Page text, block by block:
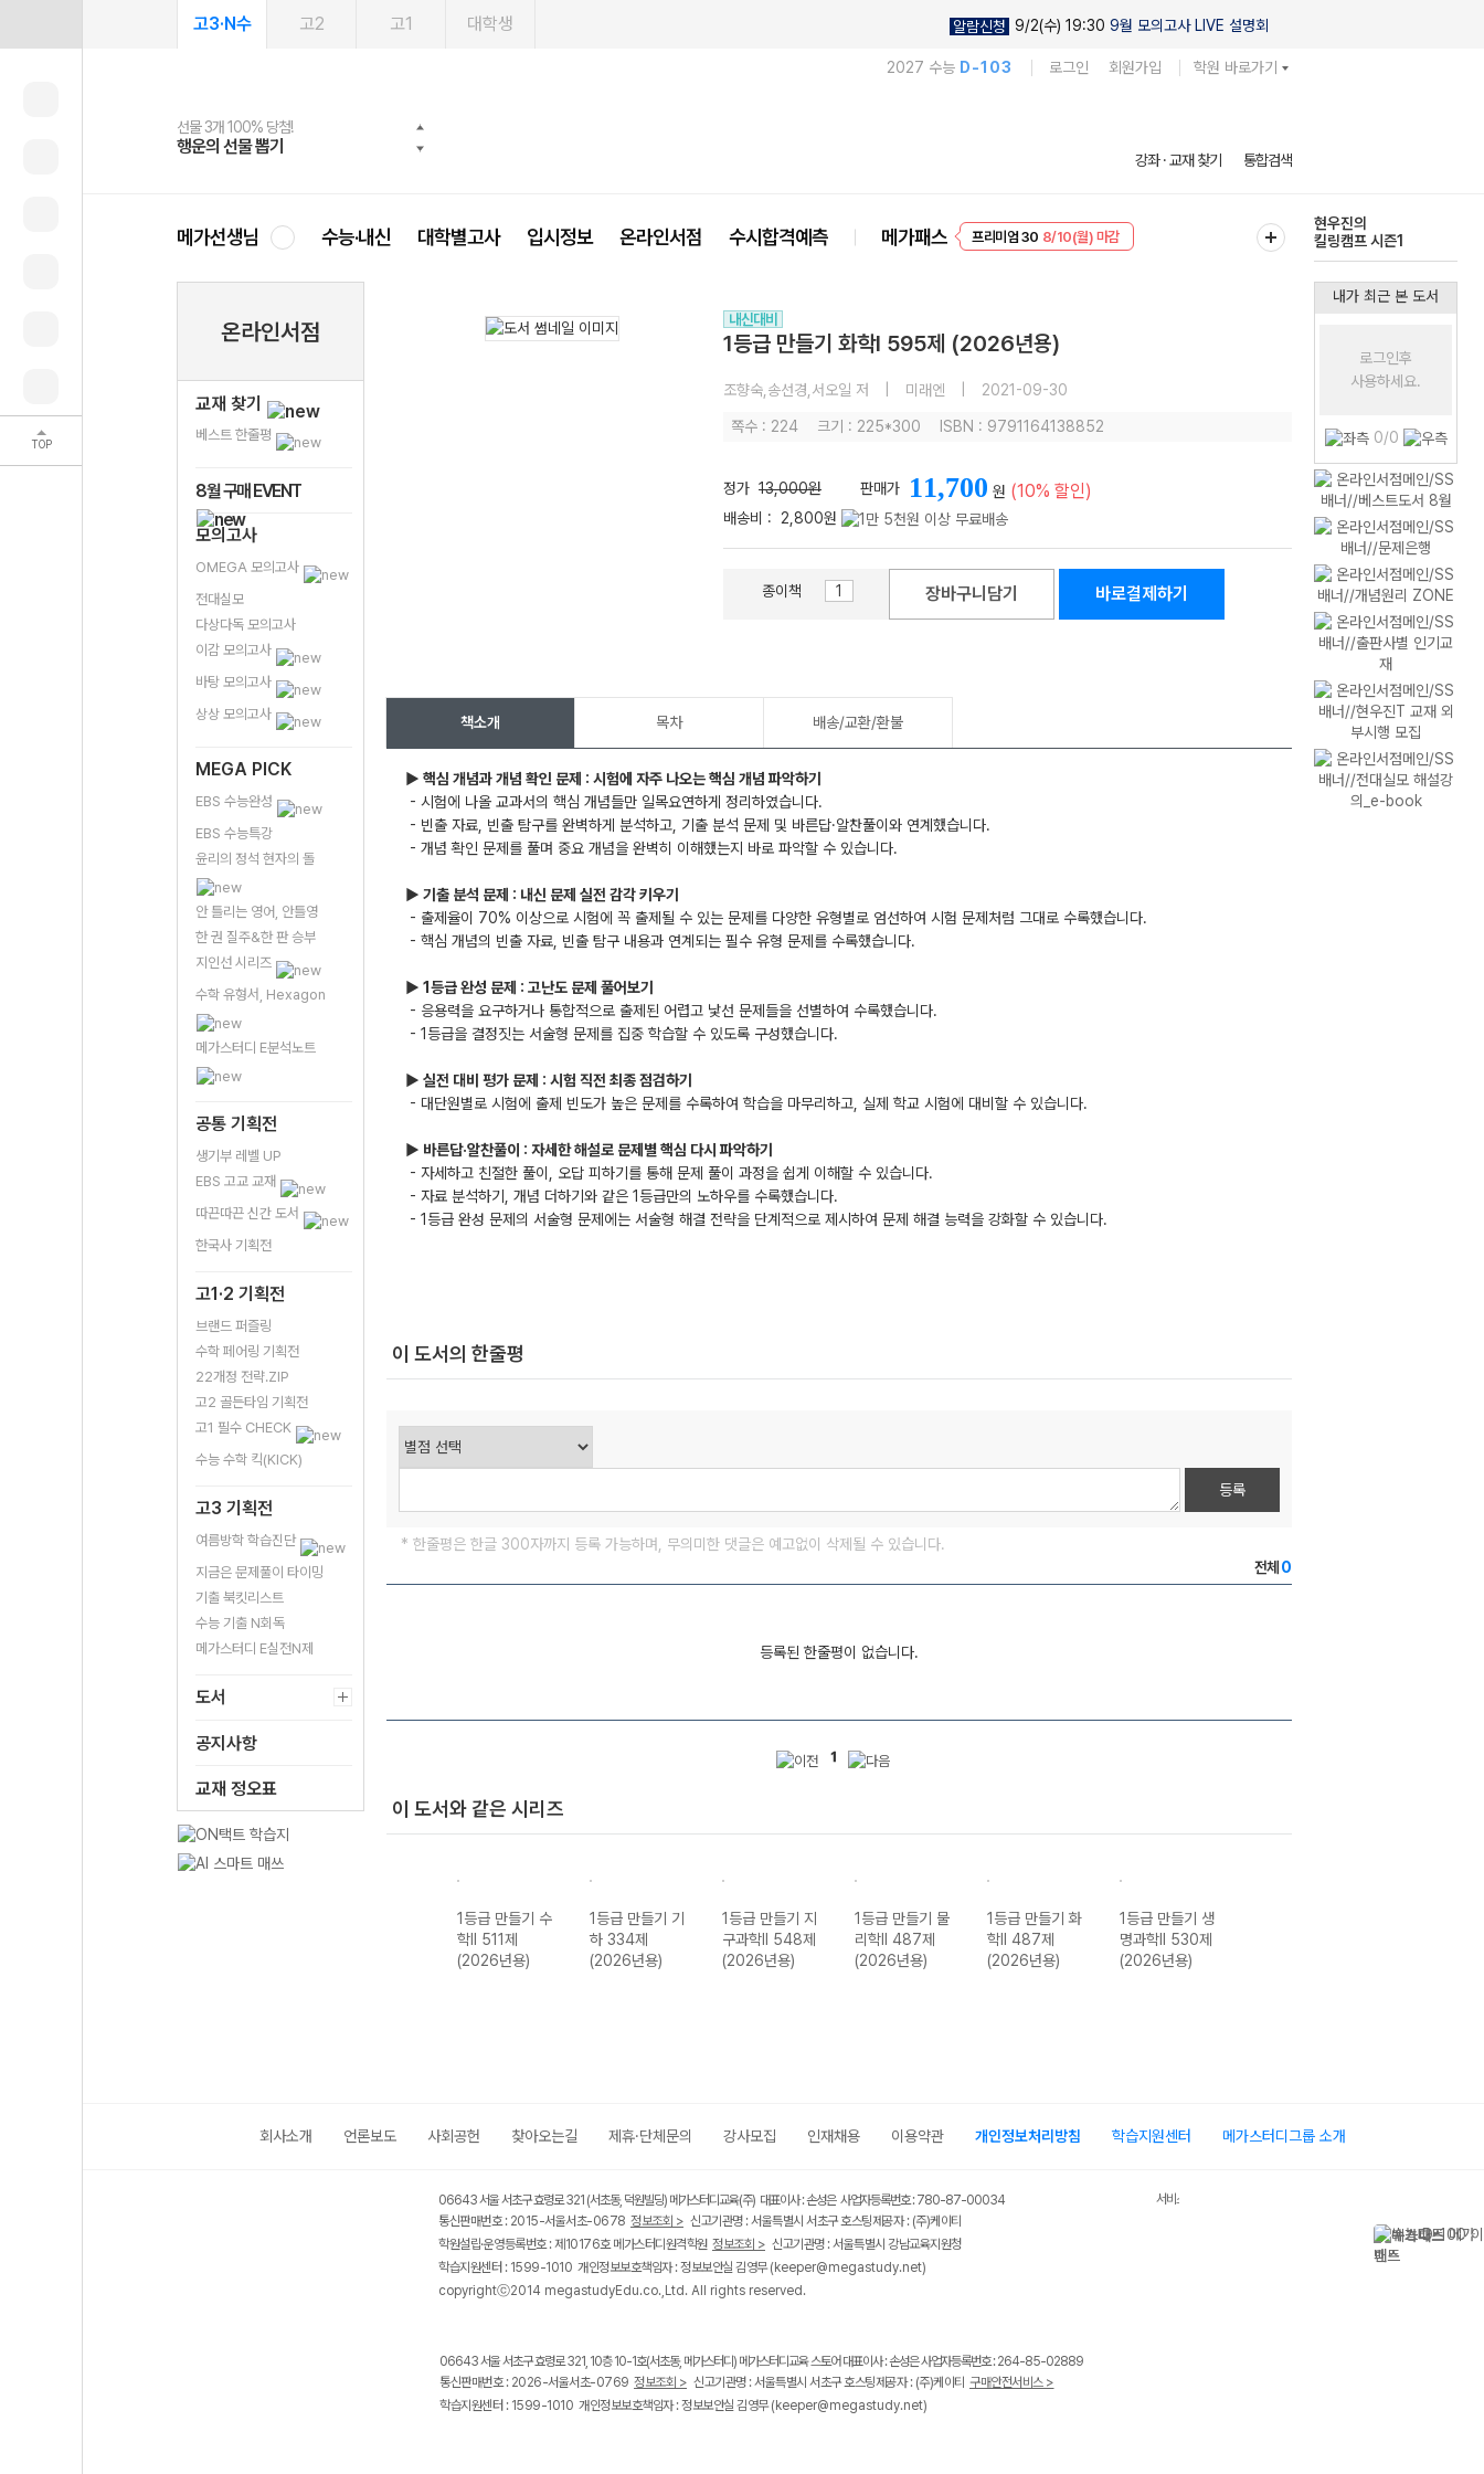
TOP
고3·N수 고2 고1 대학생 알람신청 9/2(수) 19:30 9월 모의고사 LIVE 설명회
2027 수능 D-103 로그인 회원가입 학원 바로가기
선물 3개 100% 당첨!
행운의 선물 뽑기
선물 100% 증정!
메가스터디 X 올리브
여름방학 스터디 캐시백
메가런 썸머스쿨
2027 러셀 단과
강사 공개선발
스마트러닝앱
설문 EVENT
메가패스
3일 무료 체험권
메가패스 수강생 무료혜택!
메가클럽 멤버십
사회공헌 캠페인
희망이룸 메가나눔
강좌 · 교재 찾기 통합검색
메가선생님 수능·내신 대학별고사 입시정보 온라인서점 수시합격예측 메가패스
프리미엄 30 8/10(월) 마감
다채로운 난도
실전 모의고사
온라인서점
교재 찾기
베스트 한줄평
8월 구매 EVENT
모의고사
OMEGA 모의고사
전대실모
다상다독 모의고사
이감 모의고사
바탕 모의고사
상상 모의고사
MEGA PICK
EBS 수능완성
EBS 수능특강
윤리의 정석 현자의 돌
안 틀리는 영어, 안틀영
한 권 질주&한 판 승부
지인선 시리즈
수학 유형서, Hexagon
메가스터디 E분석노트
공통 기획전
생기부 레벨 UP
EBS 고교 교재
따끈따끈 신간 도서
한국사 기획전
고1·2 기획전
브랜드 퍼즐링
수학 페어링 기획전
22개정 전략.ZIP
고2 골든타임 기획전
고1 필수 CHECK
수능 수학 킥(KICK)
고3 기획전
여름방학 학습진단
지금은 문제풀이 타이밍
기출 북킷리스트
수능 기출 N회독
메가스터디 E실전N제
도서
공지사항
교재 정오표
내신대비
1등급 만들기 화학I 595제 (2026년용)
조향숙,송선경,서오일 저 미래엔 2021-09-30
쪽수 : 224 크기 : 225*300 ISBN : 9791164138852
정가 13,000원 판매가 11,700 원 (10% 할인)
배송비 : 2,800원
종이책 장바구니담기 바로결제하기
책소개 목차 배송/교환/환불
▶ 핵심 개념과 개념 확인 문제 : 시험에 자주 나오는 핵심 개념 파악하기
- 시험에 나올 교과서의 핵심 개념들만 일목요연하게 정리하였습니다.
- 빈출 자료, 빈출 탐구를 완벽하게 분석하고, 기출 분석 문제 및 바른답·알찬풀이와 연계했습니다.
- 개념 확인 문제를 풀며 중요 개념을 완벽히 이해했는지 바로 파악할 수 있습니다.
▶ 기출 분석 문제 : 내신 문제 실전 감각 키우기
- 출제율이 70% 이상으로 시험에 꼭 출제될 수 있는 문제를 다양한 유형별로 엄선하여 시험 문제처럼 그대로 수록했습니다.
- 핵심 개념의 빈출 자료, 빈출 탐구 내용과 연계되는 필수 유형 문제를 수록했습니다.
▶ 1등급 완성 문제 : 고난도 문제 풀어보기
- 응용력을 요구하거나 통합적으로 출제된 어렵고 낯선 문제들을 선별하여 수록했습니다.
- 1등급을 결정짓는 서술형 문제를 집중 학습할 수 있도록 구성했습니다.
▶ 실전 대비 평가 문제 : 시험 직전 최종 점검하기
- 대단원별로 시험에 출제 빈도가 높은 문제를 수록하여 학습을 마무리하고, 실제 학교 시험에 대비할 수 있습니다.
▶ 바른답·알찬풀이 : 자세한 해설로 문제별 핵심 다시 파악하기
- 자세하고 친절한 풀이, 오답 피하기를 통해 문제 풀이 과정을 쉽게 이해할 수 있습니다.
- 자료 분석하기, 개념 더하기와 같은 1등급만의 노하우를 수록했습니다.
- 1등급 완성 문제의 서술형 문제에는 서술형 해결 전략을 단계적으로 제시하여 문제 해결 능력을 강화할 수 있습니다.
이 도서의 한줄평
등록
* 한줄평은 한글 300자까지 등록 가능하며, 무의미한 댓글은 예고없이 삭제될 수 있습니다.
전체 0
등록된 한줄평이 없습니다.
1
이 도서와 같은 시리즈
1등급 만들기 수
학II 511제
(2026년용)
1등급 만들기 기
하 334제
(2026년용)
1등급 만들기 지
구과학II 548제
(2026년용)
1등급 만들기 물
리학II 487제
(2026년용)
1등급 만들기 화
학II 487제
(2026년용)
1등급 만들기 생
명과학II 530제
(2026년용)
내가 최근 본 도서
로그인후
사용하세요.
0/0
회사소개 언론보도 사회공헌 찾아오는길 제휴·단체문의 강사모집 인재채용 이용약관 개인정보처리방침 학습지원센터 메가스터디그룹 소개
06643 서울 서초구 효령로 321 (서초동, 덕원빌딩) 메가스터디교육(주) 대표이사 : 손성은 사업자등록번호 : 780-87-00034
통신판매번호 : 2015-서울서초-0678 정보조회 > 신고기관명 : 서울특별시 서초구 호스팅제공자 : (주)케이티
학원설립·운영등록번호 : 제10176호 메가스터디원격학원 정보조회 > 신고기관명 : 서울특별시 강남교육지원청
학습지원센터 : 1599-1010 개인정보보호책임자 : 정보보안실 김영무(keeper@megastudy.net)
copyrightⓒ2014 megastudyEdu.co.,Ltd. All rights reserved.
서비스 가입사실 확인
06643 서울 서초구 효령로 321, 10층 10-1호(서초동, 메가스터디) 메가스터디교육 스토어 대표이사 : 손성은 사업자등록번호 : 264-85-02889
통신판매번호 : 2026-서울서초-0769 정보조회 > 신고기관명 : 서울특별시 서초구 호스팅제공자 : (주)케이티 구매안전서비스 >
학습지원센터 : 1599-1010 개인정보보호책임자 : 정보보안실 김영무(keeper@megastudy.net)